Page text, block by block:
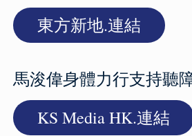
東方新地.連結
馬浚偉身體力行支持聽
KS Media HK.連結